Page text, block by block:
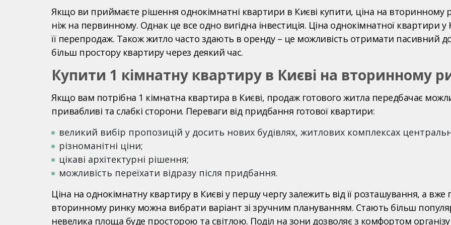
Якщо ви приймаєте рішення однокімнатні квартири в Києві купити, ціна на
ніж на первинному. Однак це все одно вигідна інвестиція. Ціна однокімнатної квартири
її перепродаж. Також житло часто здають в оренду – це можливість отримати пасивний
більш простору квартиру через деякий час.
Купити 1 кімнатну квартиру в Києві на вторинному
Якщо вам потрібна 1 кімнатна квартира в Києві, продаж готового житла передбачає
привабливі та слабкі сторони. Переваги від придбання готової квартири:
великий вибір пропозицій у досить нових будівлях, житлових комплексах
різноманітні ціни;
цікаві архітектурні рішення;
можливість переїхати відразу після придбання.
Ціна на однокімнатну квартиру в Києві у першу чергу залежить від її розташування, а вже
вторинному ринку можна вибрати варіант зі зручним плануванням. Стають більш
невелика площа буде просторою та світлою. Поділ на зони дозволяє з комфортом